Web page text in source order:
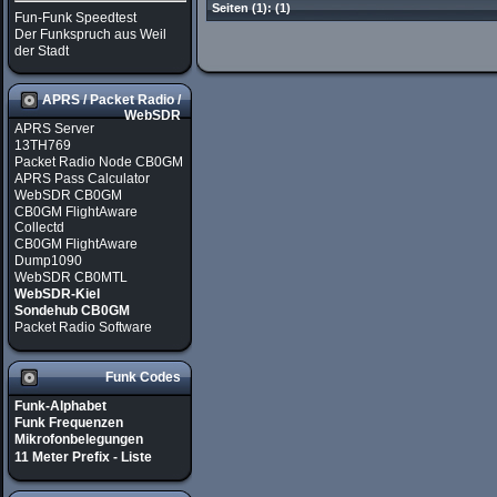
Fun-Funk Speedtest
Der Funkspruch aus Weil
der Stadt
APRS / Packet Radio /
WebSDR
APRS Server
13TH769
Packet Radio Node CB0GM
APRS Pass Calculator
WebSDR CB0GM
CB0GM FlightAware
Collectd
CB0GM FlightAware
Dump1090
WebSDR CB0MTL
WebSDR-Kiel
Sondehub CB0GM
Packet Radio Software
Funk Codes
Funk-Alphabet
Funk Frequenzen
Mikrofonbelegungen
11 Meter Prefix - Liste
Seiten(1):(1)